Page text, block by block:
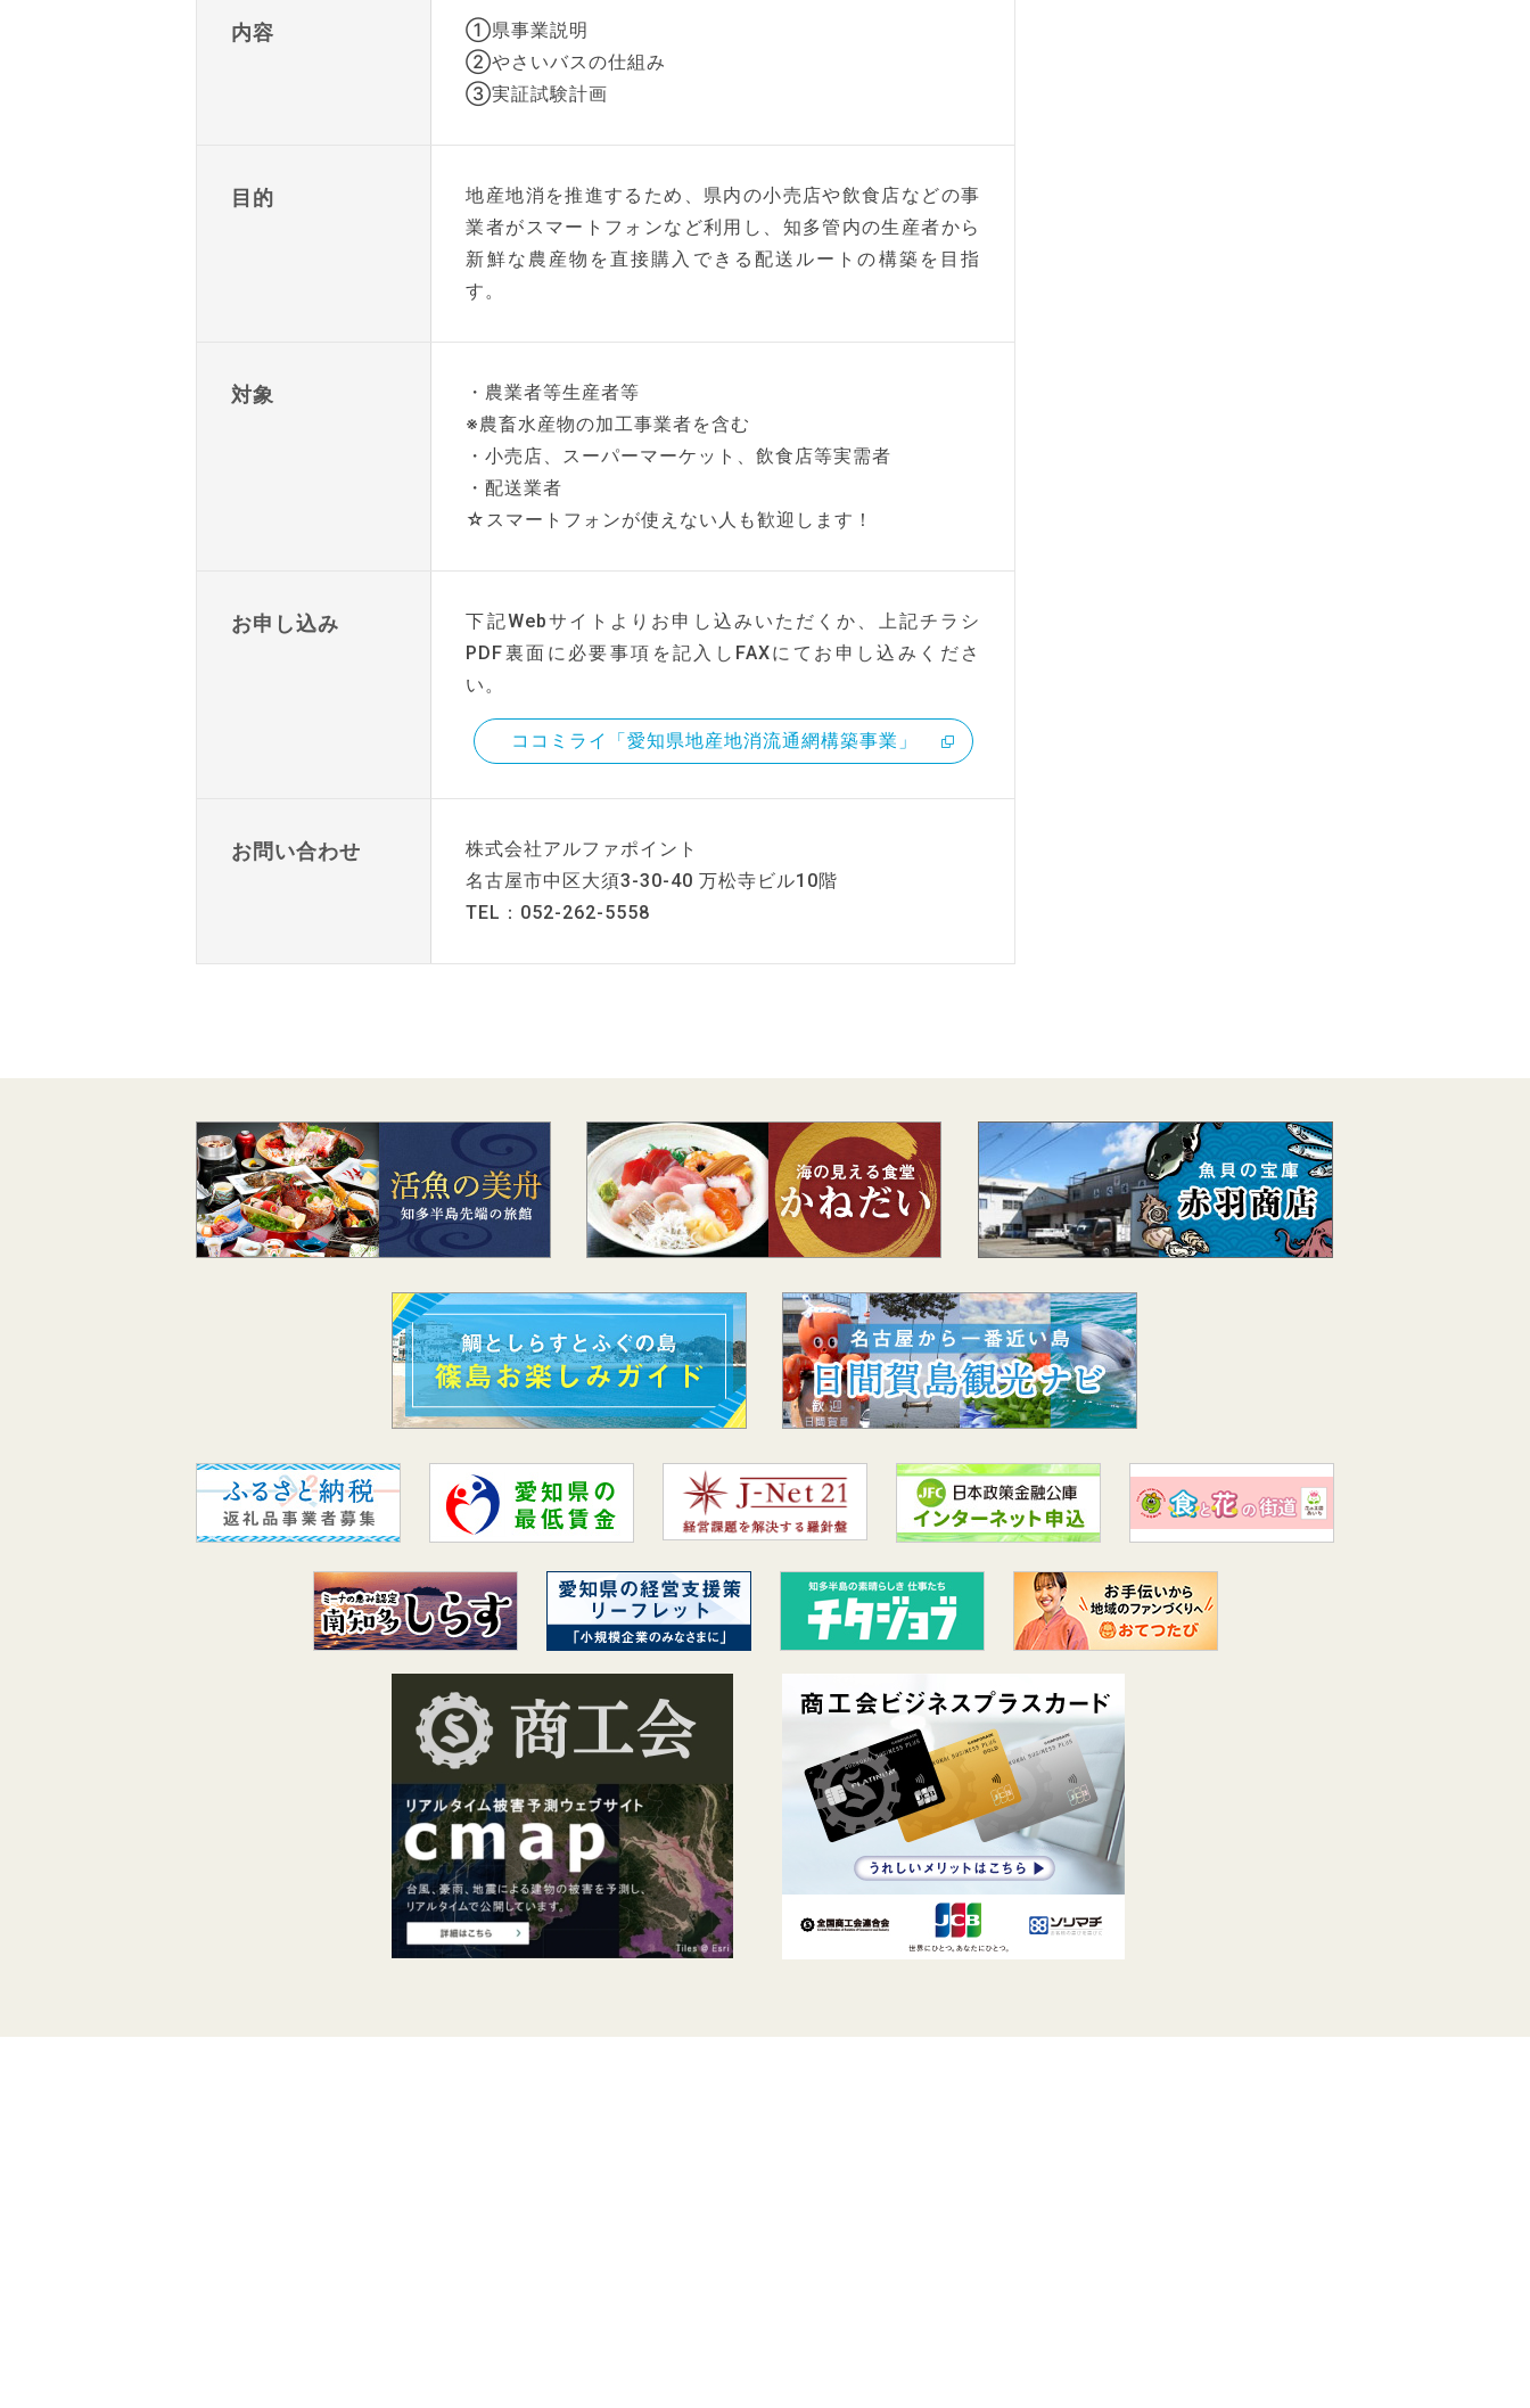
内容
①県事業説明
②やさいバスの仕組み
③実証試験計画
目的
地産地消を推進するため、県内の小売店や飲食店などの事
業者がスマートフォンなど利用し、知多管内の生産者から
新鮮な農産物を直接購入できる配送ルートの構築を目指
す。
対象
・農業者等生産者等
※農畜水産物の加工事業者を含む
・小売店、スーパーマーケット、飲食店等実需者
・配送業者
☆スマートフォンが使えない人も歓迎します！
お申し込み
下記Webサイトよりお申し込みいただくか、上記チラシ
PDF裏面に必要事項を記入しFAXにてお申し込みくださ
い。
ココミライ「愛知県地産地消流通網構築事業」
お問い合わせ
株式会社アルファポイント
名古屋市中区大須3-30-40 万松寺ビル10階
TEL：052-262-5558